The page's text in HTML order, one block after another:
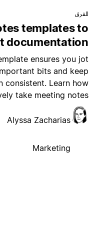
للفرق
templates to
documentation
ensures you jot
bits and keep
consistent. Learn how
take meeting notes.
Alyssa Zacharias
Marketing